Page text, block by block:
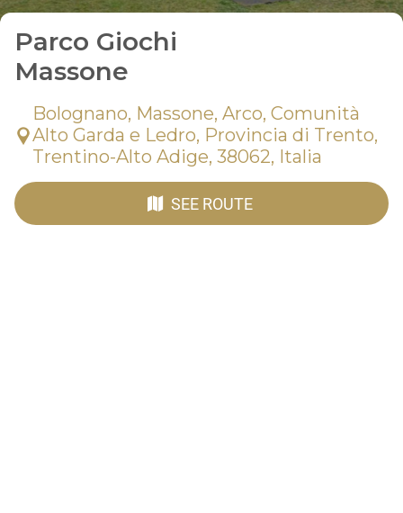
Parco Giochi
Massone
Bolognano, Massone, Arco, Comunità
Alto Garda e Ledro, Provincia di Trento,
Trentino-Alto Adige, 38062, Italia
SEE ROUTE